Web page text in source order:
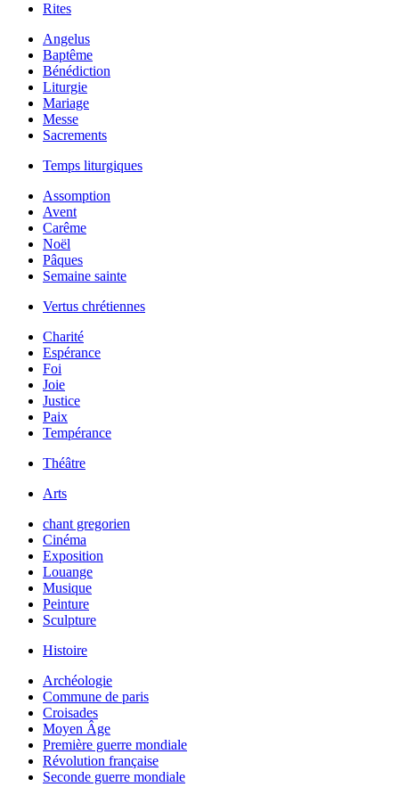
Rites
Angelus
Baptême
Bénédiction
Liturgie
Mariage
Messe
Sacrements
Temps liturgiques
Assomption
Avent
Carême
Noël
Pâques
Semaine sainte
Vertus chrétiennes
Charité
Espérance
Foi
Joie
Justice
Paix
Tempérance
Théâtre
Arts
chant gregorien
Cinéma
Exposition
Louange
Musique
Peinture
Sculpture
Histoire
Archéologie
Commune de paris
Croisades
Moyen Âge
Première guerre mondiale
Révolution française
Seconde guerre mondiale